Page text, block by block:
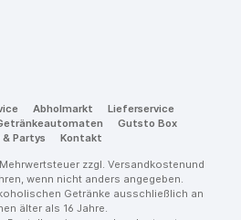
Abholmarkt
Lieferservice
Gutsto Box
Partys
Kontakt
zzgl. Versandkostenund
wenn nicht anders angegeben.
Getränke ausschließlich an
älter als 16 Jahre.